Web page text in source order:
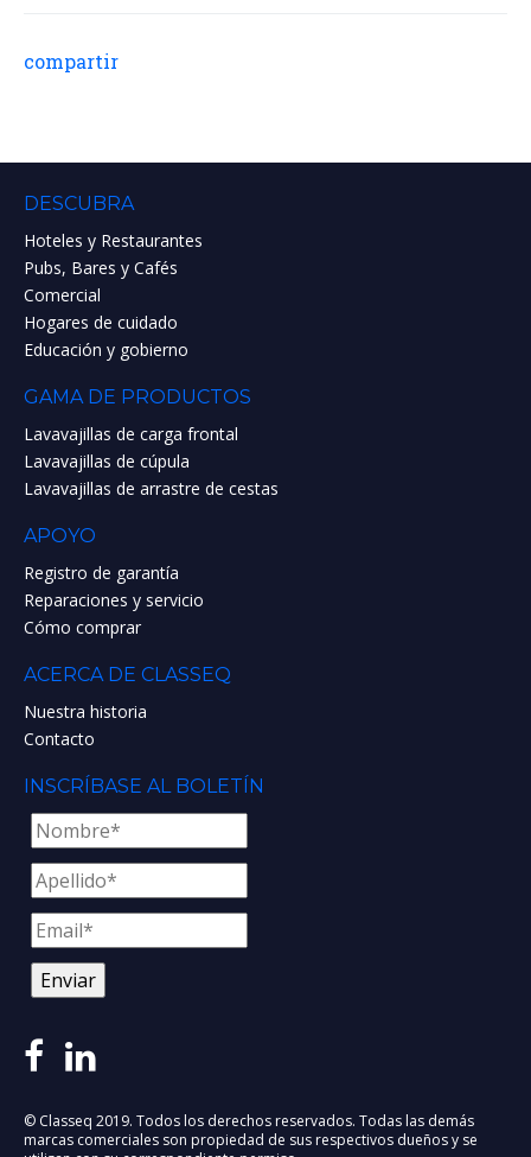
compartir
DESCUBRA
Hoteles y Restaurantes
Pubs, Bares y Cafés
Comercial
Hogares de cuidado
Educación y gobierno
GAMA DE PRODUCTOS
Lavavajillas de carga frontal
Lavavajillas de cúpula
Lavavajillas de arrastre de cestas
APOYO
Registro de garantía
Reparaciones y servicio
Cómo comprar
ACERCA DE CLASSEQ
Nuestra historia
Contacto
INSCRÍBASE AL BOLETÍN
© Classeq 2019. Todos los derechos reservados. Todas las demás
marcas comerciales son propiedad de sus respectivos dueños y se